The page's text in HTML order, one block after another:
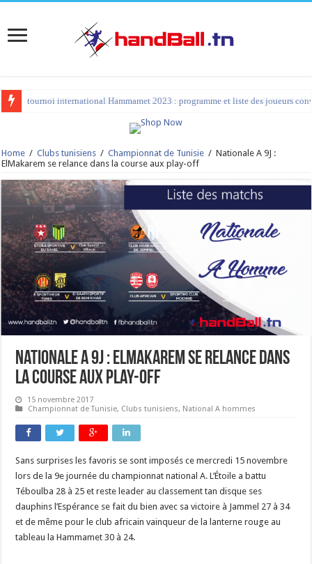
tournoi international Hammamet 2023 : programme et liste des joueurs
Home / Clubs tunisiens / Championnat de Tunisie / Nationale A 9J :
ElMakarem se relance dans la course aux play-off
Nationale A 9J : ElMakarem se relance dans
la course aux play-off
15 novembre 2017
Championnat de Tunisie, Clubs tunisiens, National A hommes
Sans surprises les favoris se sont imposés ce mercredi 15 novembre
lors de la 9e journée du championnat national A. L’Étoile a battu
Téboulba 28 à 25 et reste leader au classement tan disque ses
dauphins l’Espérance se fait du bien avec sa victoire à Jammel 27 à 34
et de même pour le club africain vainqueur de la lanterne rouge au
tableau la Hammamet 30 à 24.